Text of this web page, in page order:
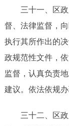
三十一 、区
督
法律监督 ，
执行其所作出的
政规范性文件，
监督， 认真负责地
建议。 依法依规
三十二 、区